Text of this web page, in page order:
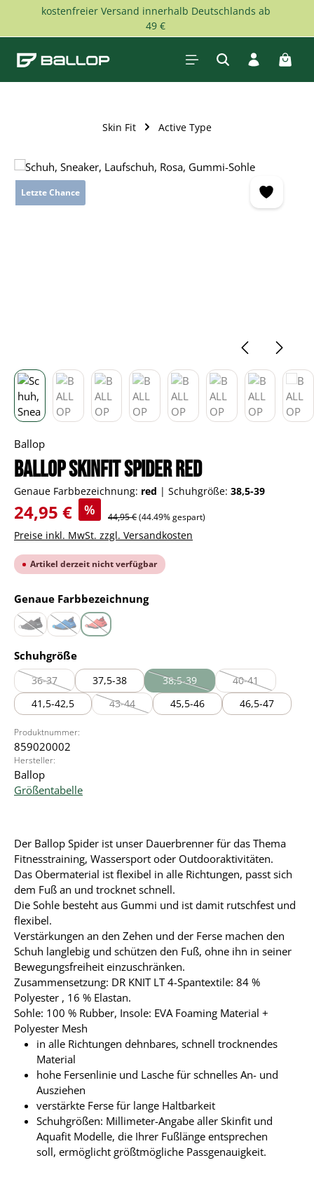
Zum Hauptinhalt springen
kostenfreier Versand innerhalb Deutschlands ab
49 €
Skin Fit Active Type
Bildergalerie überspringen
Letzte Chance
Ballop
BALLOP Skinfit Spider red
Genaue Farbbezeichnung: red | Schuhgröße: 38,5-39
Verkaufspreis:
24,95 € % Regulärer Preis:
44,95 €(44.49% gespart)
Preise inkl. MwSt. zzgl. Versandkosten
Artikel derzeit nicht verfügbar
Genaue Farbbezeichnungauswählen
black
(Diese Option ist zurzeit nicht verfügbar.)
blue
(Diese Option ist zurzeit nicht verfügbar.)
red
(Diese Option ist zurzeit nicht verfügbar.)
Schuhgrößeauswählen
36-37
(Diese Option ist zurzeit nicht verfügbar.)
37,5-38 38,5-39
(Diese Option ist zurzeit nicht
40-41
(Diese Option
41,5-42,5 43-44
(Diese Option ist zurzeit nicht verfügbar.)
45,5-46 46,5-47
Produktnummer:
859020002
Hersteller:
Ballop
Größentabelle
Der Ballop Spider ist unser Dauerbrenner für das Thema
Fitnesstraining, Wassersport oder Outdooraktivitäten.
Das Obermaterial ist flexibel in alle Richtungen, passt sich
dem Fuß an und trocknet schnell.
Die Sohle besteht aus Gummi und ist damit rutschfest und
flexibel.
Verstärkungen an den Zehen und der Ferse machen den
Schuh langlebig und schützen den Fuß, ohne ihn in seiner
Bewegungsfreiheit einzuschränken.
Zusammensetzung: DR KNIT LT 4-Spantextile: 84 %
Polyester , 16 % Elastan.
Sohle: 100 % Rubber, Insole: EVA Foaming Material +
Polyester Mesh
in alle Richtungen dehnbares, schnell trocknendes
Material
hohe Fersenlinie und Lasche für schnelles An- und
Ausziehen
verstärkte Ferse für lange Haltbarkeit
Schuhgrößen: Millimeter-Angabe aller Skinfit und
Aquafit Modelle, die Ihrer Fußlänge entsprechen
soll, ermöglicht größtmögliche Passgenauigkeit.